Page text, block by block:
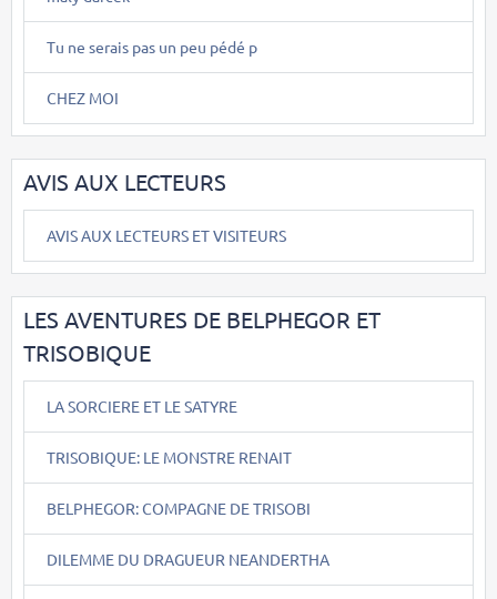
Tu ne serais pas un peu pédé p
CHEZ MOI
AVIS AUX LECTEURS
AVIS AUX LECTEURS ET VISITEURS
LES AVENTURES DE BELPHEGOR ET
TRISOBIQUE
LA SORCIERE ET LE SATYRE
TRISOBIQUE: LE MONSTRE RENAIT
BELPHEGOR: COMPAGNE DE TRISOBI
DILEMME DU DRAGUEUR NEANDERTHA